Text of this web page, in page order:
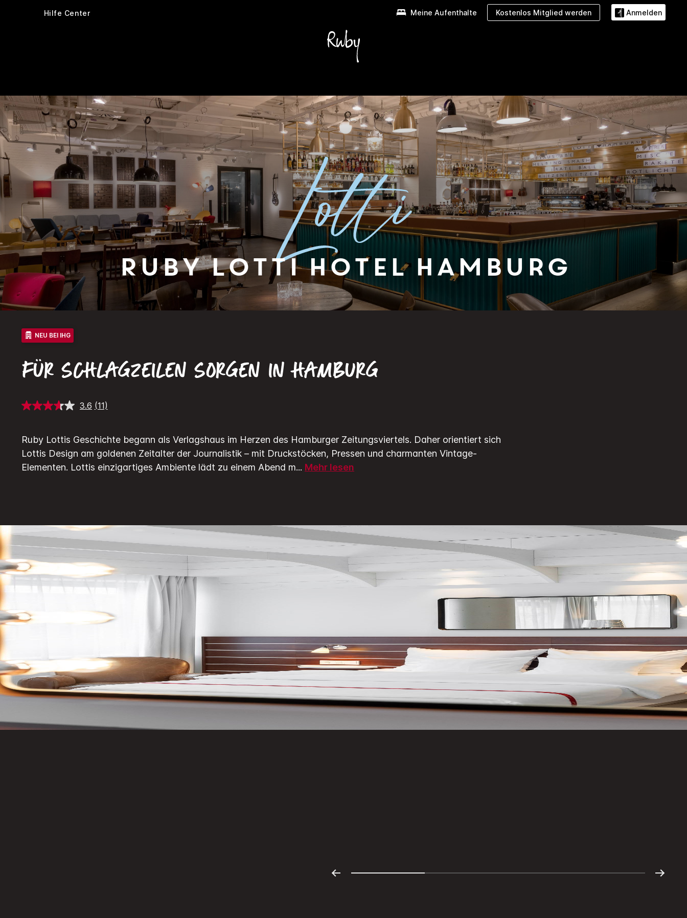
Hilfe Center Meine Aufenthalte Kostenlos Mitglied werden Anmelden
Ruby Lotti Hotel Hamburg
NEU BEI IHG
FÜR SCHLAGZEILEN SORGEN IN HAMBURG
3.6 11
Link
auf
derselben
Seite.
(11)
Ruby Lottis Geschichte begann als Verlagshaus im Herzen des Hamburger Zeitungsviertels. Daher orientiert sich
Lottis Design am goldenen Zeitalter der Journalistik – mit Druckstöcken, Pressen und charmanten Vintage-
Elementen. Lottis einzigartiges Ambiente lädt zu einem Abend m... Mehr lesen